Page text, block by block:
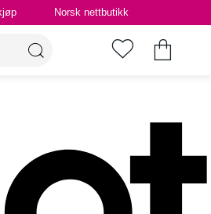
Norsk nettbutikk